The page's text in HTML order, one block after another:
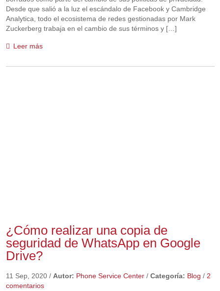
Desde que salió a la luz el escándalo de Facebook y Cambridge
Analytica, todo el ecosistema de redes gestionadas por Mark
Zuckerberg trabaja en el cambio de sus términos y […]
Leer más
¿Cómo realizar una copia de
seguridad de WhatsApp en Google
Drive?
11 Sep, 2020/ Autor: Phone Service Center/ Categoría: Blog / 2
comentarios